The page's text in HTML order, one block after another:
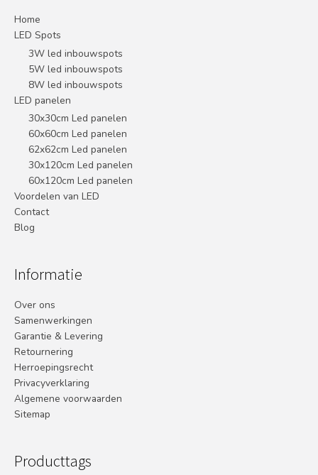
Home
LED Spots
3W led inbouwspots
5W led inbouwspots
8W led inbouwspots
LED panelen
30x30cm Led panelen
60x60cm Led panelen
62x62cm Led panelen
30x120cm Led panelen
60x120cm Led panelen
Voordelen van LED
Contact
Blog
Informatie
Over ons
Samenwerkingen
Garantie & Levering
Retournering
Herroepingsrecht
Privacyverklaring
Algemene voorwaarden
Sitemap
Producttags